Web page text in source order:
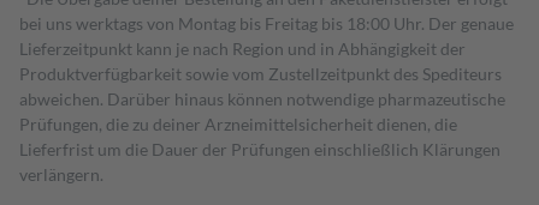
bei uns werktags von Montag bis Freitag bis 18:00 Uhr. Der genaue
Lieferzeitpunkt kann je nach Region und in Abhängigkeit der
Produktverfügbarkeit sowie vom Zustellzeitpunkt des Spediteurs
abweichen. Darüber hinaus können notwendige pharmazeutische
Prüfungen, die zu deiner Arzneimittelsicherheit dienen, die
Lieferfrist um die Dauer der Prüfungen einschließlich Klärungen
verlängern.